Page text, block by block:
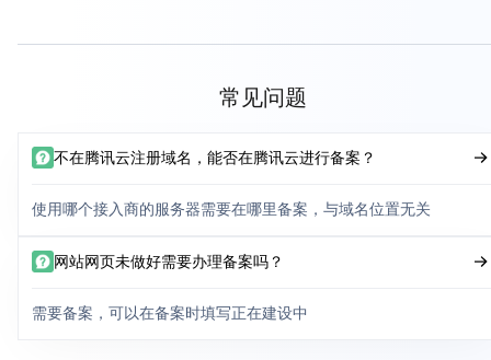
常见问题
不在腾讯云注册域名，能否在腾讯云进行备案？
使用哪个接入商的服务器需要在哪里备案，与域名位置无关
网站网页未做好需要办理备案吗？
需要备案，可以在备案时填写正在建设中